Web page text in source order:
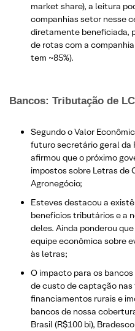
market share), a leitura
companhias setor nesse
diretamente beneficiada,
de rotas com a
tem ~85%).
Bancos: Tributação de
Segundo o Valor
futuro secretário geral da
afirmou que o próximo
impostos sobre Letras de
Agronegócio;
Esteves destacou a
benefícios tributários e a
deles. Ainda ponderou
equipe econômica sobre
às letras;
O impacto para os
de custo de captação
financiamentos rurais e
bancos de nossa
Brasil (R$100 bi),